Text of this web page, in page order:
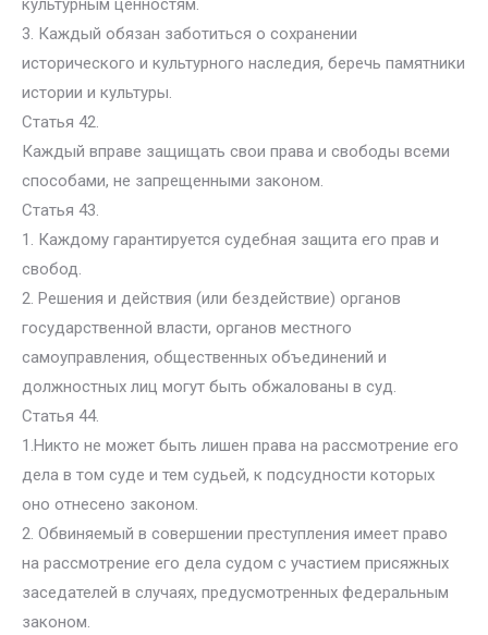
культурным ценностям.
3. Каждый обязан заботиться о сохранении
исторического и культурного наследия, беречь памятники
истории и культуры.
Статья 42.
Каждый вправе защищать свои права и свободы всеми
способами, не запрещенными законом.
Статья 43.
1. Каждому гарантируется судебная защита его прав и
свобод.
2. Решения и действия (или бездействие) органов
государственной власти, органов местного
самоуправления, общественных объединений и
должностных лиц могут быть обжалованы в суд.
Статья 44.
1.Никто не может быть лишен права на рассмотрение его
дела в том суде и тем судьей, к подсудности которых
оно отнесено законом.
2. Обвиняемый в совершении преступления имеет право
на рассмотрение его дела судом с участием присяжных
заседателей в случаях, предусмотренных федеральным
законом.